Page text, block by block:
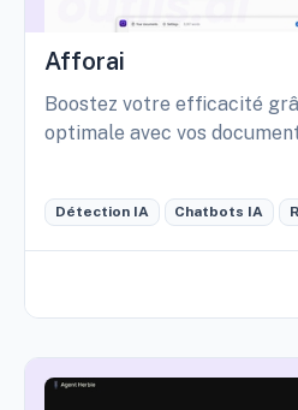
Afforai
Boostez votre efficacité
optimale avec vos
Détection IA Chatbots IA